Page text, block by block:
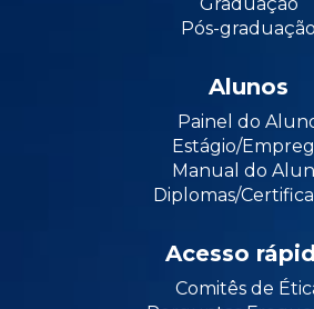
Pós-graduação
Alunos
Painel do
Estágio/
Manual do
Diplomas/
Acesso
Comitês de